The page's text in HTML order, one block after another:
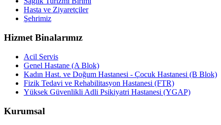
Hasta ve Ziyaretçiler
Şehrimiz
Hizmet Binalarımız
Acil Servis
Genel Hastane (A Blok)
Kadın Hast. ve Doğum Hastanesi - Çocuk Hastanesi (B Blok)
Fizik Tedavi ve Rehabilitasyon Hastanesi (FTR)
Yüksek Güvenlikli Adli Psikiyatri Hastanesi (YGAP)
Kurumsal